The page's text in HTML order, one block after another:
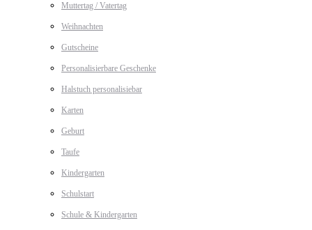
Muttertag / Vatertag
Weihnachten
Gutscheine
Personalisierbare Geschenke
Halstuch personalisiebar
Karten
Geburt
Taufe
Kindergarten
Schulstart
Schule & Kindergarten